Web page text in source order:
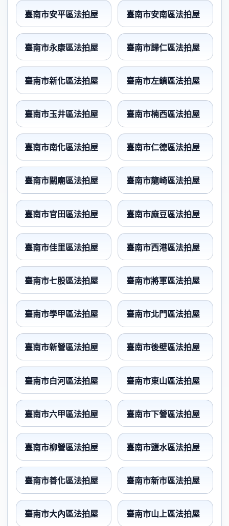
臺南市安平區法拍屋 臺南市安南區法拍屋
臺南市永康區法拍屋 臺南市歸仁區法拍屋
臺南市新化區法拍屋 臺南市左鎮區法拍屋
臺南市玉井區法拍屋 臺南市楠西區法拍屋
臺南市南化區法拍屋 臺南市仁德區法拍屋
臺南市關廟區法拍屋 臺南市龍崎區法拍屋
臺南市官田區法拍屋 臺南市麻豆區法拍屋
臺南市佳里區法拍屋 臺南市西港區法拍屋
臺南市七股區法拍屋 臺南市將軍區法拍屋
臺南市學甲區法拍屋 臺南市北門區法拍屋
臺南市新營區法拍屋 臺南市後壁區法拍屋
臺南市白河區法拍屋 臺南市東山區法拍屋
臺南市六甲區法拍屋 臺南市下營區法拍屋
臺南市柳營區法拍屋 臺南市鹽水區法拍屋
臺南市善化區法拍屋 臺南市新市區法拍屋
臺南市大內區法拍屋 臺南市山上區法拍屋